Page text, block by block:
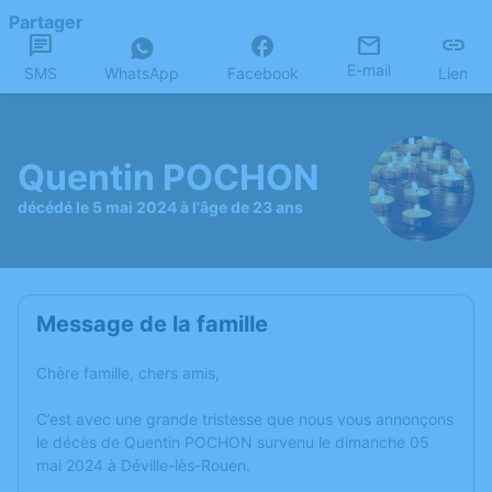
Partager
SMS WhatsApp Facebook E-mail Lien
Quentin POCHON
décédé le 5 mai 2024 à l'âge de 23 ans
Message de la famille
Chère famille, chers amis,
C’est avec une grande tristesse que nous vous annonçons
le décès de Quentin POCHON survenu le dimanche 05
mai 2024 à Déville-lès-Rouen.